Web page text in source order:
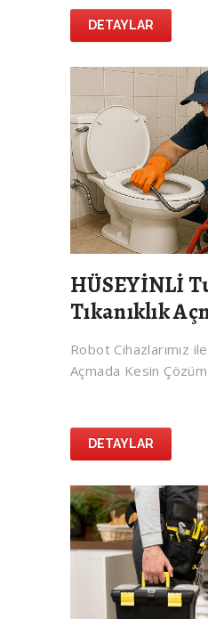
DETAYLAR
HÜSEYİNLİ
Tıkanıklık
Robot Cihazlarımız
Açmada Kesin Çözüm
DETAYLAR